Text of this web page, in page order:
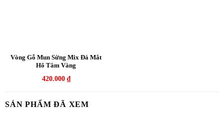
Vòng Gỗ Mun Sừng Mix Đá Mắt
Hổ Tâm Vàng
420.000 ₫
SẢN PHẨM ĐÃ XEM